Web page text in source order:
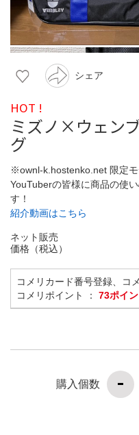
シェア
HOT !
ミズノ×ウェン
グ
※ownl-k.hostenko.net 限定
YouTuberの皆様に商品の使
す！
紹介動画はこちら
ネット販売
価格（税込）
コメリカード番号登録、コ
コメリポイント ： 73ポイ
購入個数